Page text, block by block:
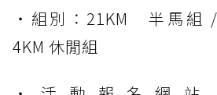
・組別：21KM 半馬組
4KM 休閒組